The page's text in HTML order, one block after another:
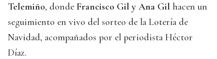
Telemiño, donde Francisco Gil y Ana Gil hacen un
seguimiento en vivo del sorteo de la Lotería de
Navidad, acompañados por el periodista Héctor
Díaz.